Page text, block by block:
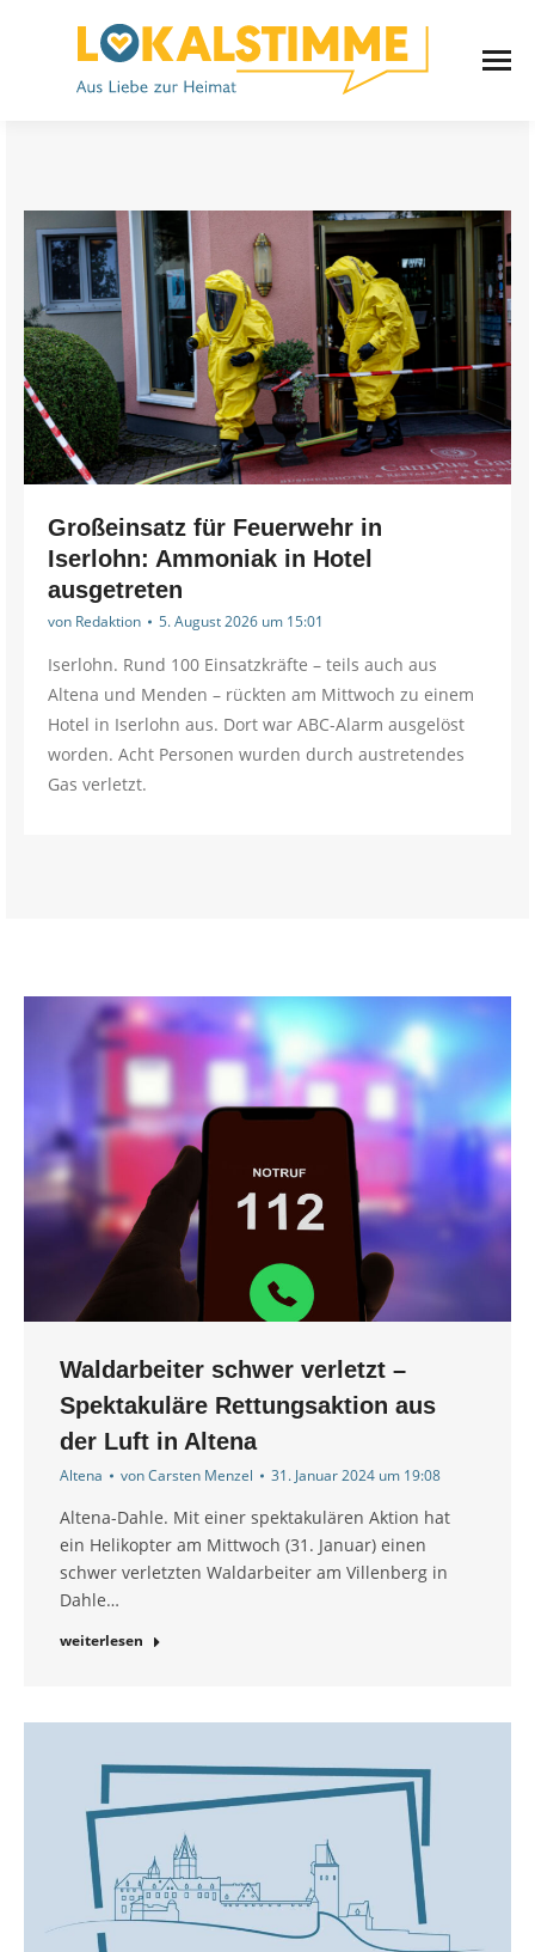
Großeinsatz für Feuerwehr in
Iserlohn: Ammoniak in Hotel
ausgetreten
von Redaktion 5. August 2026 um 15:01
Iserlohn. Rund 100 Einsatzkräfte – teils auch aus
Altena und Menden – rückten am Mittwoch zu einem
Hotel in Iserlohn aus. Dort war ABC-Alarm ausgelöst
worden. Acht Personen wurden durch austretendes
Gas verletzt.
Waldarbeiter schwer verletzt –
Spektakuläre Rettungsaktion aus
der Luft in Altena
Altena vonCarsten Menzel 31. Januar 2024 um 19:08
Altena-Dahle. Mit einer spektakulären Aktion hat
ein Helikopter am Mittwoch (31. Januar) einen
schwer verletzten Waldarbeiter am Villenberg in
Dahle…
weiterlesen